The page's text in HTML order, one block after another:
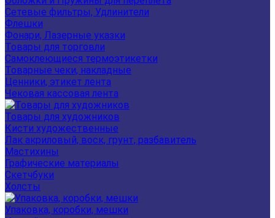
Сетевые фильтры, Удлинители
Флешки
Фонари, Лазерные указки
Товары для торговли
Самоклеющиеся термоэтикетки
Товарные чеки, накладные
Ценники, этикет лента
Чековая кассовая лента
Товары для художников
Кисти художественные
Лак акриловый, воск, грунт, разбавитель
Мастихины
Графические материалы
Скетчбуки
Холсты
Упаковка, коробки, мешки